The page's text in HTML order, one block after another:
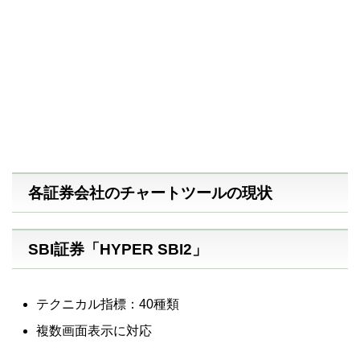
各証券会社のチャートツールの現状
SBI証券「HYPER SBI2」
テクニカル指標：40種類
複数画面表示に対応